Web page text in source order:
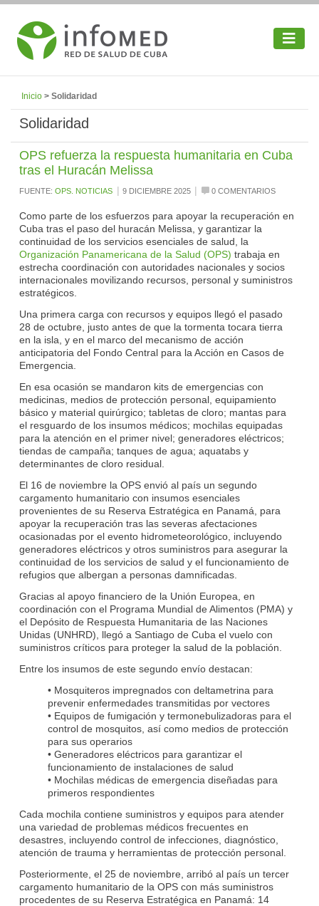
Inicio > Solidaridad
Solidaridad
OPS refuerza la respuesta humanitaria en Cuba
tras el Huracán Melissa
FUENTE: OPS. NOTICIAS | 9 DICIEMBRE 2025 | 0 COMENTARIOS
Como parte de los esfuerzos para apoyar la recuperación en
Cuba tras el paso del huracán Melissa, y garantizar la
continuidad de los servicios esenciales de salud, la
Organización Panamericana de la Salud (OPS) trabaja en
estrecha coordinación con autoridades nacionales y socios
internacionales movilizando recursos, personal y suministros
estratégicos.
Una primera carga con recursos y equipos llegó el pasado
28 de octubre, justo antes de que la tormenta tocara tierra
en la isla, y en el marco del mecanismo de acción
anticipatoria del Fondo Central para la Acción en Casos de
Emergencia.
En esa ocasión se mandaron kits de emergencias con
medicinas, medios de protección personal, equipamiento
básico y material quirúrgico; tabletas de cloro; mantas para
el resguardo de los insumos médicos; mochilas equipadas
para la atención en el primer nivel; generadores eléctricos;
tiendas de campaña; tanques de agua; aquatabs y
determinantes de cloro residual.
El 16 de noviembre la OPS envió al país un segundo
cargamento humanitario con insumos esenciales
provenientes de su Reserva Estratégica en Panamá, para
apoyar la recuperación tras las severas afectaciones
ocasionadas por el evento hidrometeorológico, incluyendo
generadores eléctricos y otros suministros para asegurar la
continuidad de los servicios de salud y el funcionamiento de
refugios que albergan a personas damnificadas.
Gracias al apoyo financiero de la Unión Europea, en
coordinación con el Programa Mundial de Alimentos (PMA) y
el Depósito de Respuesta Humanitaria de las Naciones
Unidas (UNHRD), llegó a Santiago de Cuba el vuelo con
suministros críticos para proteger la salud de la población.
Entre los insumos de este segundo envío destacan:
• Mosquiteros impregnados con deltametrina para
prevenir enfermedades transmitidas por vectores
• Equipos de fumigación y termonebulizadoras para el
control de mosquitos, así como medios de protección
para sus operarios
• Generadores eléctricos para garantizar el
funcionamiento de instalaciones de salud
• Mochilas médicas de emergencia diseñadas para
primeros respondientes
Cada mochila contiene suministros y equipos para atender
una variedad de problemas médicos frecuentes en
desastres, incluyendo control de infecciones, diagnóstico,
atención de trauma y herramientas de protección personal.
Posteriormente, el 25 de noviembre, arribó al país un tercer
cargamento humanitario de la OPS con más suministros
procedentes de su Reserva Estratégica en Panamá: 14